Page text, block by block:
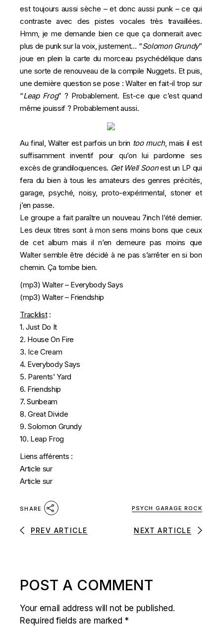
est toujours aussi sèche – et donc aussi punk – ce qui
contraste avec des pistes vocales très travaillées.
Hmm, je me demande bien ce que ça donnerait avec
plus de punk sur la voix, justement… “Solomon Grundy”
joue en plein la carte du morceau psychédélique dans
une sorte de renouveau de la compile Nuggets. Et puis,
une dernière question se pose : Walter en fait-il trop sur
“Leap Frog” ? Probablement. Est-ce que c’est quand
même jouissif ? Probablement aussi.
Au final, Walter est parfois un brin too much, mais il est
suffisamment inventif pour qu’on lui pardonne ses
excès de grandiloquences. Get Well Soonest un LP qui
fera du bien à tous les amateurs des genres précités,
garage, psyché, noisy, proto-expérimental, stoner et
j’en passe.
Le groupe a fait paraître un nouveau 7inch l’été dernier.
Les deux titres sont à mon sens moins bons que ceux
de cet album mais il n’en demeure pas moins que
Walter semble être décidé à ne pas s’arrêter en si bon
chemin. Ça tombe bien.
(mp3)Walter – Everybody Says
(mp3)Walter – Friendship
Tracklist:
1. Just Do It
2. House On Fire
3. Ice Cream
4. Everybody Says
5. Parents’ Yard
6. Friendship
7. Sunbeam
8. Great Divide
9. Solomon Grundy
10. Leap Frog
Liens afférents :
Article sur
Article sur
SHARE PSYCH GARAGE ROCK
PREV ARTICLE NEXT ARTICLE
POST A COMMENT
Your email address will not be published.
Required fields are marked *